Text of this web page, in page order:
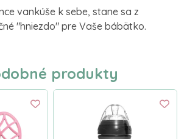
vankúše k sebe, stane sa z
"hniezdo" pre Vaše bábätko.
produkty